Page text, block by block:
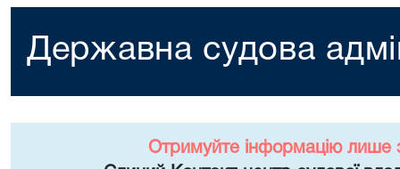
Державна судова
Отримуйте інформацію лише